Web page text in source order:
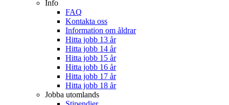
Info
FAQ
Kontakta oss
Information om åldrar
Hitta jobb 13 år
Hitta jobb 14 år
Hitta jobb 15 år
Hitta jobb 16 år
Hitta jobb 17 år
Hitta jobb 18 år
Jobba utomlands